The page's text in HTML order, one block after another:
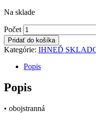
Na sklade
Podložka
do
vajíčka
proti
poteniu
SKLADOM-
labuť
počet
Počet
Pridať do košíka
Kategórie: IHNEĎ
Popis
Popis
• obojstranná